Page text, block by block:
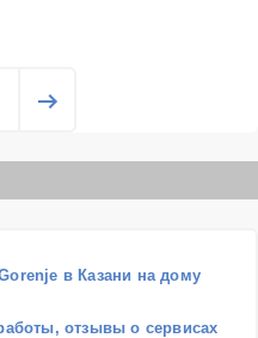
в Казани на дому
отзывы о сервисах